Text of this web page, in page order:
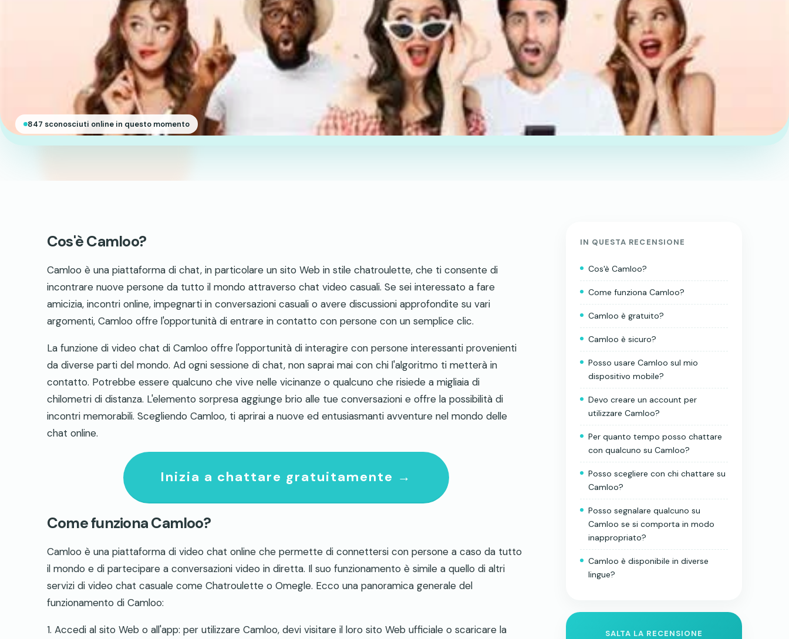
847 sconosciuti online in questo momento
Cos'è Camloo?
Camloo è una piattaforma di chat, in particolare un sito Web in stile chatroulette, che ti consente di
incontrare nuove persone da tutto il mondo attraverso chat video casuali. Se sei interessato a fare
amicizia, incontri online, impegnarti in conversazioni casuali o avere discussioni approfondite su vari
argomenti, Camloo offre l'opportunità di entrare in contatto con persone con un semplice clic.
La funzione di video chat di Camloo offre l'opportunità di interagire con persone interessanti provenienti
da diverse parti del mondo. Ad ogni sessione di chat, non saprai mai con chi l'algoritmo ti metterà in
contatto. Potrebbe essere qualcuno che vive nelle vicinanze o qualcuno che risiede a migliaia di
chilometri di distanza. L'elemento sorpresa aggiunge brio alle tue conversazioni e offre la possibilità di
incontri memorabili. Scegliendo Camloo, ti aprirai a nuove ed entusiasmanti avventure nel mondo delle
chat online.
Inizia a chattare gratuitamente →
Come funziona Camloo?
Camloo è una piattaforma di video chat online che permette di connettersi con persone a caso da tutto
il mondo e di partecipare a conversazioni video in diretta. Il suo funzionamento è simile a quello di altri
servizi di video chat casuale come Chatroulette o Omegle. Ecco una panoramica generale del
funzionamento di Camloo:
1. Accedi al sito Web o all'app: per utilizzare Camloo, devi visitare il loro sito Web ufficiale o scaricare la
IN QUESTA RECENSIONE
Cos'è Camloo?
Come funziona Camloo?
Camloo è gratuito?
Camloo è sicuro?
Posso usare Camloo sul mio
dispositivo mobile?
Devo creare un account per
utilizzare Camloo?
Per quanto tempo posso chattare
con qualcuno su Camloo?
Posso scegliere con chi chattare su
Camloo?
Posso segnalare qualcuno su
Camloo se si comporta in modo
inappropriato?
Camloo è disponibile in diverse
lingue?
SALTA LA RECENSIONE